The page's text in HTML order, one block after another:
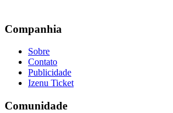
Companhia
Sobre
Contato
Publicidade
Izenu Ticket
Comunidade